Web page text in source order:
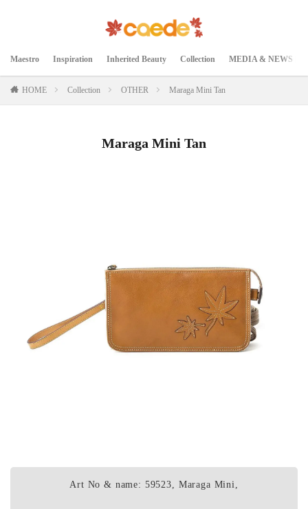
Maestro Inspiration Inherited Beauty Collection MEDIA & NEWS
HOME Collection OTHER Maraga Mini Tan
Maraga Mini Tan
Art No & name: 59523, Maraga Mini,